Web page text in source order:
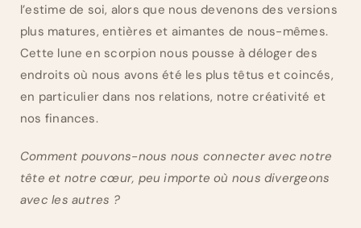
l’estime de soi, alors que nous devenons des versions
plus matures, entières et aimantes de nous-mêmes.
Cette lune en scorpion nous pousse à déloger des
endroits où nous avons été les plus têtus et coincés,
en particulier dans nos relations, notre créativité et
nos finances.
Comment pouvons-nous nous connecter avec notre
tête et notre cœur, peu importe où nous divergeons
avec les autres ?